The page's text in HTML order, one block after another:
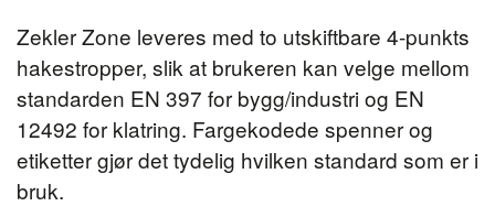
Zekler Zone leveres med to utskiftbare 4-punkts
hakestropper, slik at brukeren kan velge mellom
standarden EN 397 for bygg/industri og EN
12492 for klatring. Fargekodede spenner og
etiketter gjør det tydelig hvilken standard som er i
bruk.